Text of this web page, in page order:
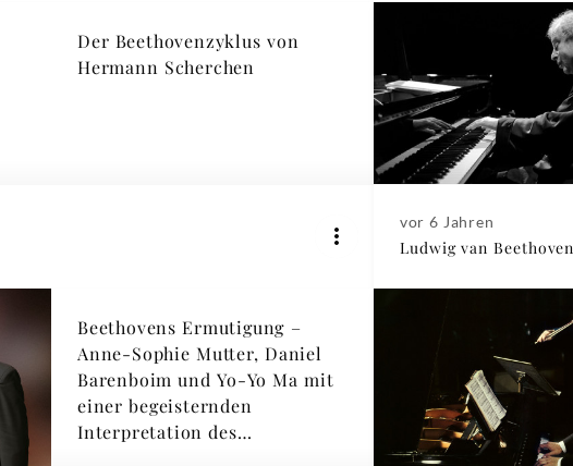
Der Beethovenzyklus von
Hermann Scherchen
vor 6 Jahren
Ludwig van Beethoven
Beethovens Ermutigung –
Anne-Sophie Mutter, Daniel
Barenboim und Yo-Yo Ma mit
einer begeisternden
Interpretation des